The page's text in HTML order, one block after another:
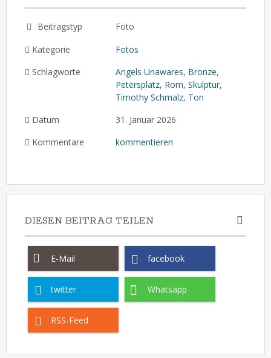
Beitragstyp
Foto
Kategorie
Fotos
Schlagworte
Angels Unawares, Bronze,
Petersplatz, Rom, Skulptur,
Timothy Schmalz, Ton
Datum
31. Januar 2026
Kommentare
kommentieren
DIESEN BEITRAG TEILEN
E-Mail facebook
twitter Whatsapp
RSS-Feed